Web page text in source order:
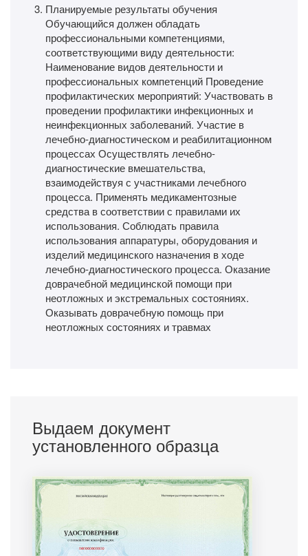
Планируемые результаты обучения
Обучающийся должен обладать
профессиональными компетенциями,
соответствующими виду деятельности:
Наименование видов деятельности и
профессиональных компетенций Проведение
профилактических мероприятий: Участвовать в
проведении профилактики инфекционных и
неинфекционных заболеваний. Участие в
лечебно-диагностическом и реабилитационном
процессах Осуществлять лечебно-
диагностические вмешательства,
взаимодействуя с участниками лечебного
процесса. Применять медикаментозные
средства в соответствии с правилами их
использования. Соблюдать правила
использования аппаратуры, оборудования и
изделий медицинского назначения в ходе
лечебно-диагностического процесса. Оказание
доврачебной медицинской помощи при
неотложных и экстремальных состояниях.
Оказывать доврачебную помощь при
неотложных состояниях и травмах
Выдаем документ
установленного образца